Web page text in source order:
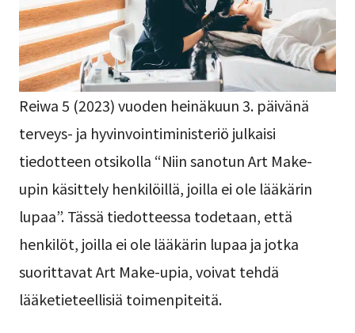
Reiwa 5 (2023) vuoden heinäkuun 3. päivänä
terveys- ja hyvinvointiministeriö julkaisi
tiedotteen otsikolla “Niin sanotun Art Make-
upin käsittely henkilöillä, joilla ei ole lääkärin
lupaa”. Tässä tiedotteessa todetaan, että
henkilöt, joilla ei ole lääkärin lupaa ja jotka
suorittavat Art Make-upia, voivat tehdä
lääketieteellisiä toimenpiteitä.